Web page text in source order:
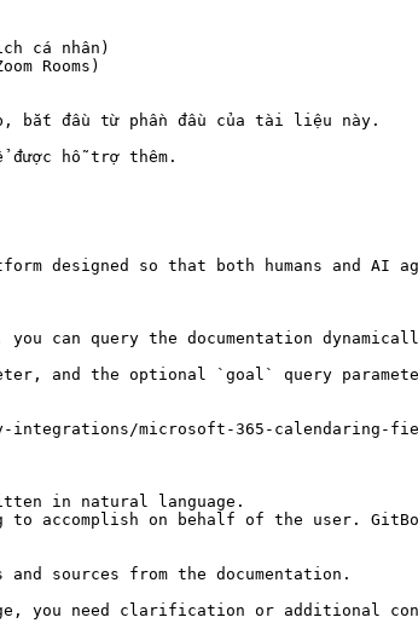
bắt đầu từ phần đầu của tài liệu này.
hỗ trợ thêm.
designed so that both humans and AI
query the documentation
and the optional `goal` query
microsoft-365-calendaring-
in natural language.
accomplish on behalf of the user.
sources from the documentation.
you need clarification or additional